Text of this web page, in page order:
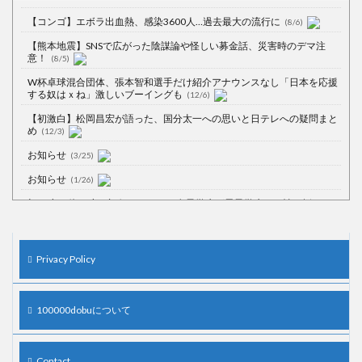
【コンゴ】エボラ出血熱、感染3600人…過去最大の流行に (8/6)
【熊本地震】SNSで広がった陰謀論や怪しい募金話、災害時のデマ注
意！
(8/5)
W杯卓球混合団体、張本智和選手だけ紹介アナウンスなし「日本を応援
する奴はｘね」激しいブーイングも
(12/6)
【初激白】松岡昌宏が語った、国分太一への思いと日テレへの疑問まと
め (12/3)
お知らせ (3/25)
お知らせ (1/26)
顔20点、体80点と評価されていた女子学生が男子学生らの性の捌け口に
【中国】処理水の問題化狙うも不発？ASEAN関連会合で賛同広がらず
Powered by livedoor 相互RSS
Privacy Policy
100000dobuについて